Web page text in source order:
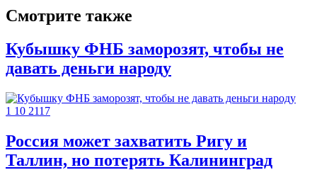
Смотрите также
Кубышку ФНБ заморозят, чтобы не
давать деньги народу
1 10 2117
Россия может захватить Ригу и
Таллин, но потерять Калининград